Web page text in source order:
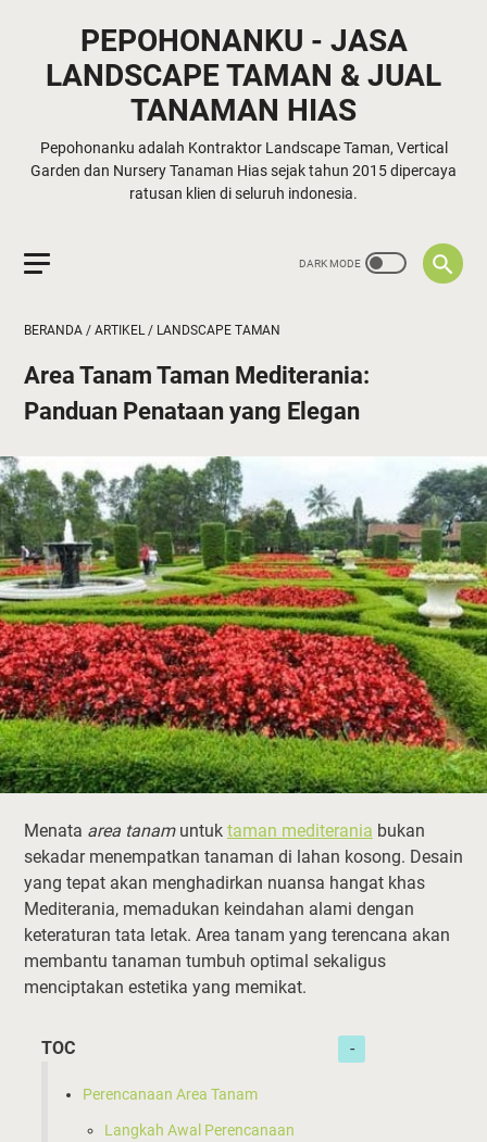
PEPOHONANKU - JASA
LANDSCAPE TAMAN & JUAL
TANAMAN HIAS
Pepohonanku adalah Kontraktor Landscape Taman, Vertical
Garden dan Nursery Tanaman Hias sejak tahun 2015 dipercaya
ratusan klien di seluruh indonesia.
BERANDA / ARTIKEL / LANDSCAPE TAMAN
Area Tanam Taman Mediterania:
Panduan Penataan yang Elegan
Menata area tanamuntuk taman mediterania bukan
sekadar menempatkan tanaman di lahan kosong. Desain
yang tepat akan menghadirkan nuansa hangat khas
Mediterania, memadukan keindahan alami dengan
keteraturan tata letak. Area tanam yang terencana akan
membantu tanaman tumbuh optimal sekaligus
menciptakan estetika yang memikat.
TOC
Perencanaan Area Tanam
Langkah Awal Perencanaan